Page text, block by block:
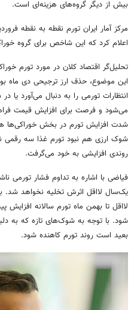
بیش از دیگر گروه‌های هزینه‌ای است.
اعلام کرد که این شاخص برای گروه خوراکی‌ها به
تحلیل‌گر اقتصاد کلان در مورد تورم
این موضوع، حذف ارز ترجیحی دی ماه
انتظارات تورمی را به دنبال می‌آورد
می‌شود و فرصت برای افزایش قیمت
شدت افزایش تورم در بخش خوراکی‌ها هم
شوک ارزی هم نبود تورم غذا سه رقمی
روندی افزایشی به خود می‌گرفت.
فیاضی با اشاره به تداوم فشار
یک‌سال لااقل اثرش تخلیه نخواهد شد.
لااقل تا بهمن ماه تورم سالانه افزایش
شود. با توجه به شوک‌های تازه که به
بعید است روند تورم کاهنده شود.